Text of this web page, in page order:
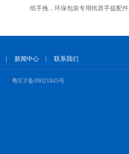
纸手挽，环保包装专用纸质手提配件
新闻中心 联系我们
粤ICP备09021845号